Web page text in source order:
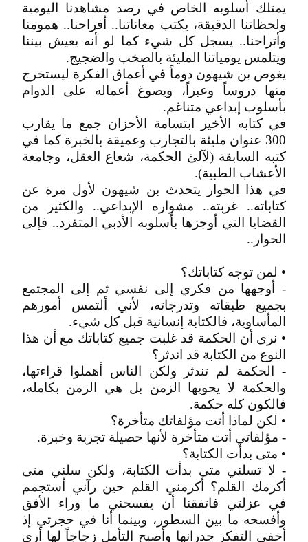
يمتلك أسلوبه الخاص في رصد مشاهدنا اليومية
ولحظاتنا الدقيقة، يكتب معاناتنا.. أفراحنا.. همومنا
وأتراحنا.. يسجل كل شيء كما لو أنه يعيش بيننا
ويتلمس يومياتنا المليئة بالصخب والضجيج.
يغوص بن شيهون دوماً في أعماق الفكرة ليستخرج
منها دروساً وعبراً، ويصوغ أعماله على الدوام
بأسلوب إبداعي متناغم.
في كتابه الأخير ابتسامة الأحزان جمع ما يقارب
300 عنوان مليئة بالتجارب وعميقة بالخبرة كما في
كتبه السابقة (لآلئ الحكمة، شعاع العقل، وجامعة
الأعشاب الطبية).
في هذا الحوار يتحدث بن شيهون لأول مرة عن
كتاباته.. غربته.. مشواره الإبداعي.. والكثير من
القضايا التي أوجزها بأسلوبه الأدبي المتفرد.. فإلى
الحوار..
• لمن توجه كتاباتك؟
- أوجهها من فكري إلى نفسي ثم إلى المجتمع
بجميع طبقاته وتدرجاته، لأني ألتمس أمورهم
المأساوية، فالكتابة إنسانية قبل كل شيء.
• نرى أن الحكمة قد غلبت جميع كتاباتك مع أن هذا
النوع من الكتابة قد اندثر؟
- الحكمة لم تندثر ولكن الناس أهملوا قراءتها،
والحكمة لا يحويها الزمن بل هي الزمن بكامله،
فالكون كله حكمة.
• لكن لماذا أتت مؤلفاتك متأخرة؟
- مؤلفاتي أتت متأخرة لأنها حصيلة تجربة وخبرة.
• متى بدأت الكتابة؟
- لا تسلني متى بدأت الكتابة، ولكن سلني متى
أكرمك القلم؟ أكرمني القلم حين رآني أستجمم
في عزلتي فاتفقنا أن يفسحني ما وراء الأفق
وأفسحه ما بين السطور، وبينما أنا في حجرتي إذ
أخفى التفكر جدرانها وأصبح التأمل زجاجاً لها أرى